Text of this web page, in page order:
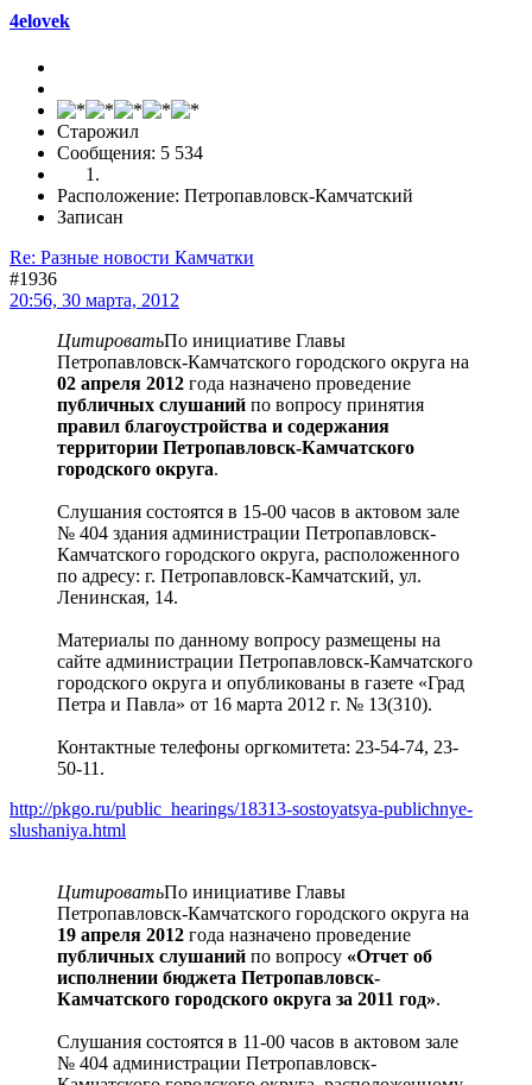
4elovek
Старожил
Сообщения: 5 534
Расположение: Петропавловск-Камчатский
Записан
Re: Разные новости Камчатки
#1936
20:56, 30 марта, 2012
ЦитироватьПо инициативе Главы
Петропавловск-Камчатского городского округа на
02 апреля 2012 года назначено проведение
публичных слушаний по вопросу принятия
правил благоустройства и содержания
территории Петропавловск-Камчатского
городского округа.
Слушания состоятся в 15-00 часов в актовом зале
№ 404 здания администрации Петропавловск-
Камчатского городского округа, расположенного
по адресу: г. Петропавловск-Камчатский, ул.
Ленинская, 14.
Материалы по данному вопросу размещены на
сайте администрации Петропавловск-Камчатского
городского округа и опубликованы в газете «Град
Петра и Павла» от 16 марта 2012 г. № 13(310).
Контактные телефоны оргкомитета: 23-54-74, 23-
50-11.
http://pkgo.ru/public_hearings/18313-sostoyatsya-publichnye-
slushaniya.html
ЦитироватьПо инициативе Главы
Петропавловск-Камчатского городского округа на
19 апреля 2012 года назначено проведение
публичных слушаний по вопросу «Отчет об
исполнении бюджета Петропавловск-
Камчатского городского округа за 2011 год».
Слушания состоятся в 11-00 часов в актовом зале
№ 404 администрации Петропавловск-